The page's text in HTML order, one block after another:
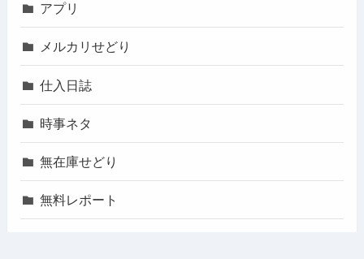
アプリ
メルカリせどり
仕入日誌
時事ネタ
無在庫せどり
無料レポート